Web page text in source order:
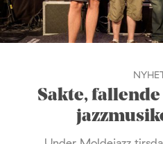
Sakte,